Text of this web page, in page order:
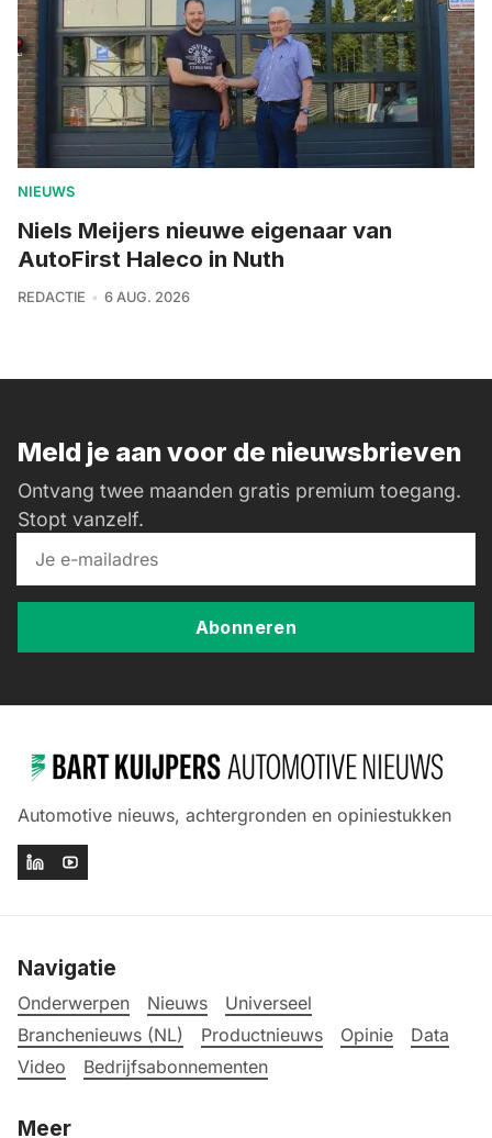
NIEUWS
Niels Meijers nieuwe eigenaar van
AutoFirst Haleco in Nuth
REDACTIE 6 AUG. 2026
Meld je aan voor de nieuwsbrieven
Ontvang twee maanden gratis premium toegang.
Stopt vanzelf.
Abonneren
Automotive nieuws, achtergronden en opiniestukken
Navigatie
Onderwerpen Nieuws
Universeel
Branchenieuws (NL)
Productnieuws Opinie
Data
Video
Bedrijfsabonnementen
Meer